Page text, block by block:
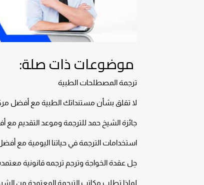
موضوعات ذات صلة:
ترجمة المصطلحات الطبية
لا تقلق بشأن مستنداتك الطبية مع أفضل
جائزة الشيخ حمد للترجمة وموعد التقديم
استخدامات الترجمة في حياتنا اليومية مع
حِل عقدة الخواجة وترجم ترجمه قانونية
لماذا تطلب مكاتب الترجمة المعتمدة من